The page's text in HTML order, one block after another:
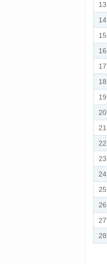
13
14
15
16
17
18
19
20
21
22
23
24
25
26
27
28